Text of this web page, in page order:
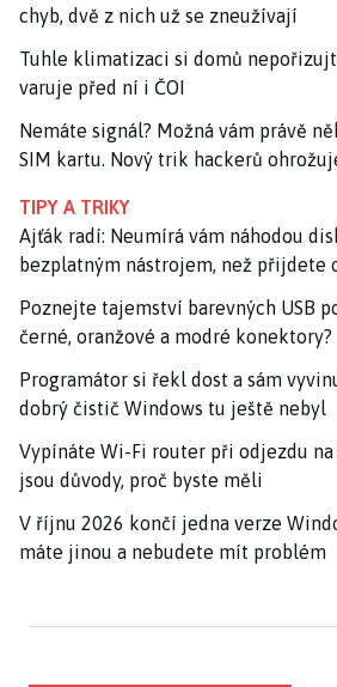
chyb, dvě z nich už se zneužívají
Tuhle klimatizaci si domů
varuje před ní i ČOI
Nemáte signál? Možná vám právě
SIM kartu. Nový trik hackerů
TIPY A TRIKY
Ajťák radí: Neumírá vám náhodou
bezplatným nástrojem, než přijdete
Poznejte tajemství barevných USB
černé, oranžové a modré konektory?
Programátor si řekl dost a sám
dobrý čistič Windows tu ještě nebyl
Vypínáte Wi-Fi router při odjezdu na
jsou důvody, proč byste měli
V říjnu 2026 končí jedna verze
máte jinou a nebudete mít problém